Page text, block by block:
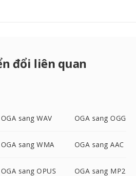
đổi liên quan
OGA sang WAV OGA sang OGG
OGA sang WMA OGA sang AAC
OGA sang OPUS OGA sang MP2